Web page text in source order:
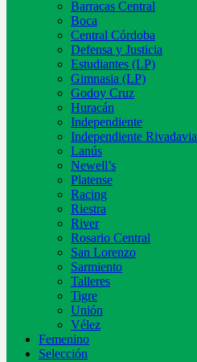
Barracas Central
Boca
Central Córdoba
Defensa y Justicia
Estudiantes (LP)
Gimnasia (LP)
Godoy Cruz
Huracán
Independiente
Independiente Rivadavia
Lanús
Newell’s
Platense
Racing
Riestra
River
Rosario Central
San Lorenzo
Sarmiento
Talleres
Tigre
Unión
Vélez
Femenino
Selección